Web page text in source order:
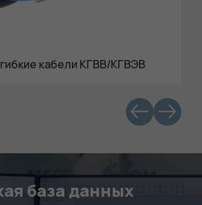
кабели КГВВ/КГВЭВ
база данных
Обязательные
нужны, чтобы
сайт работал.